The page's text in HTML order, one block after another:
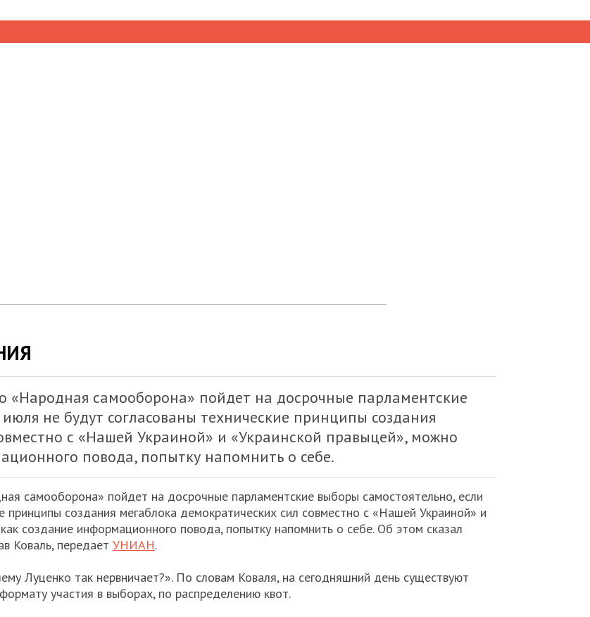
«Народная самооборона» пойдет на досрочные парламентские
не будут согласованы технические принципы создания
с «Нашей Украиной» и «Украинской правыцей», можно
повода, попытку напомнить о себе.
самооборона» пойдет на досрочные парламентские выборы самостоятельно, если
принципы создания мегаблока демократических сил совместно с «Нашей Украиной» и
создание информационного повода, попытку напомнить о себе. Об этом сказал
Коваль, передает УНИАН.
Луценко так нервничает?». По словам Коваля, на сегодняшний день существуют
участия в выборах, по распределению квот.